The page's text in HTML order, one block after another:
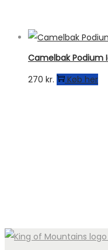
Camelbak Podium
270 kr. Køb her